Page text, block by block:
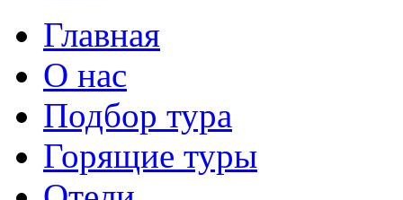
Главная
О нас
Подбор тура
Горящие туры